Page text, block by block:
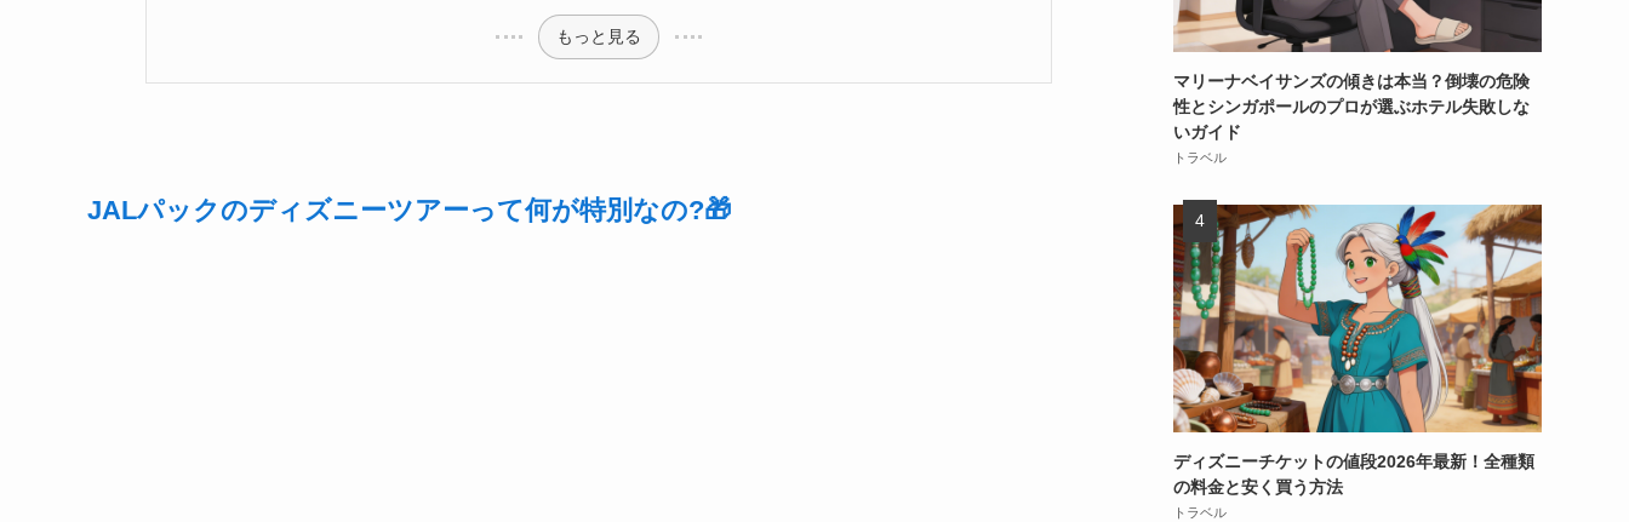
もっと見る
JALパックのディズニーツアーって何が特別なの?🎁
マリーナベイサンズの傾きは本当？倒壊の危険
性とシンガポールのプロが選ぶホテル失敗しな
いガイド
トラベル
ディズニーチケットの値段2026年最新！全種類
の料金と安く買う方法
トラベル